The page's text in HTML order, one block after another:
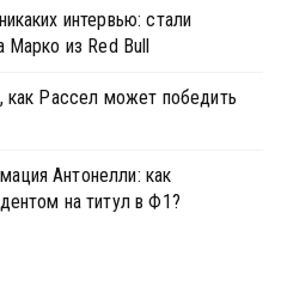
интервью: стали
Марко из Red Bull
как Рассел может победить
Антонелли: как
на титул в Ф1?